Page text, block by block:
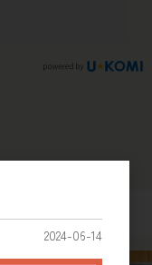
2024-06-14